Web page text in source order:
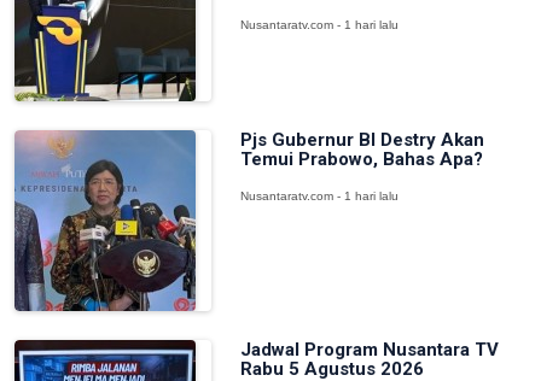
Nusantaratv.com - 1 hari lalu
Pjs Gubernur BI Destry Akan
Temui Prabowo, Bahas Apa?
Nusantaratv.com - 1 hari lalu
Jadwal Program Nusantara TV
Rabu 5 Agustus 2026